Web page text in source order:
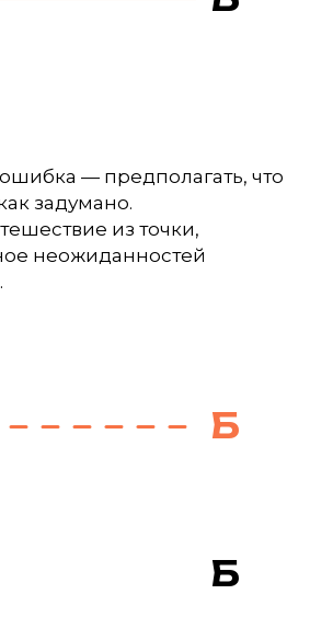
— предполагать, что
задумано.
из точки,
неожиданностей
Б
Б